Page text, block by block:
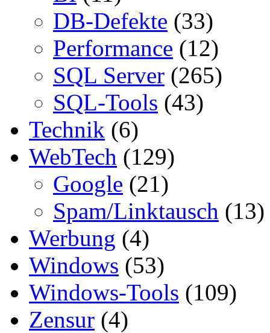
DB-Defekte (33)
Performance (12)
SQL Server (265)
SQL-Tools (43)
Technik (6)
WebTech (129)
Google (21)
Spam/Linktausch (13)
Werbung (4)
Windows (53)
Windows-Tools (109)
Zensur (4)